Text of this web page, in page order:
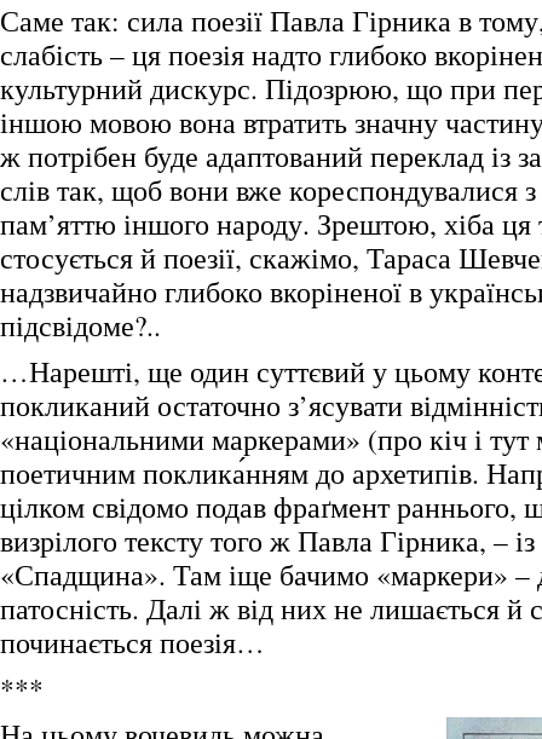
Саме так: сила поезії Павла Гірника в
слабість – ця поезія надто глибоко
культурний дискурс. Підозрюю, що при
іншою мовою вона втратить значну
ж потрібен буде адаптований переклад із
слів так, щоб вони вже кореспондувалися
пам’яттю іншого народу. Зрештою, хіба ця
стосується й поезії, скажімо, Тараса
надзвичайно глибоко вкоріненої в
підсвідоме?..
…Нарешті, ще один суттєвий у цьому
покликаний остаточно з’ясувати
«національними маркерами» (про кіч і тут
поетичним поклика́нням до архетипів.
цілком свідомо подав фраґмент раннього,
визрілого тексту того ж Павла Гірника, –
«Спадщина». Там іще бачимо «маркери» –
патосність. Далі ж від них не лишається й
починається поезія…
***